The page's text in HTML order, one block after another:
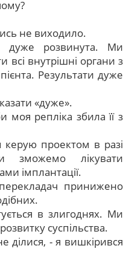
не виходило.
розвинута. Ми
внутрішні органи з
Результати дуже
«дуже».
моя репліка збила її з
проектом в разі
зможемо лікувати
імплантації.
принижено
в злигоднях. Ми
суспільства.
ділися, - я вишкірився